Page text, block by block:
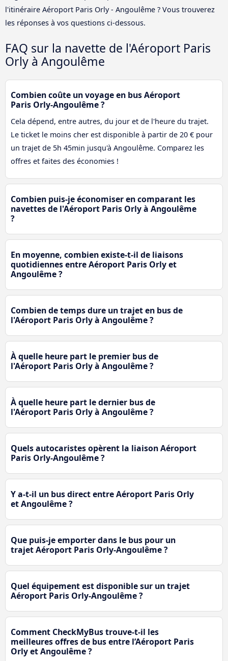
l'itinéraire Aéroport Paris Orly - Angoulême ? Vous trouverez
les réponses à vos questions ci-dessous.
FAQ sur la navette de l'Aéroport Paris
Orly à Angoulême
Combien coûte un voyage en bus Aéroport
Paris Orly-Angoulême ?
Cela dépend, entre autres, du jour et de l'heure du trajet.
Le ticket le moins cher est disponible à partir de 20 € pour
un trajet de 5h 45min jusqu'à Angoulême. Comparez les
offres et faites des économies !
Combien puis-je économiser en comparant les
navettes de l'Aéroport Paris Orly à Angoulême
?
En moyenne, combien existe-t-il de liaisons
quotidiennes entre Aéroport Paris Orly et
Angoulême ?
Combien de temps dure un trajet en bus de
l'Aéroport Paris Orly à Angoulême ?
À quelle heure part le premier bus de
l'Aéroport Paris Orly à Angoulême ?
À quelle heure part le dernier bus de
l'Aéroport Paris Orly à Angoulême ?
Quels autocaristes opèrent la liaison Aéroport
Paris Orly-Angoulême ?
Y a-t-il un bus direct entre Aéroport Paris Orly
et Angoulême ?
Que puis-je emporter dans le bus pour un
trajet Aéroport Paris Orly-Angoulême ?
Quel équipement est disponible sur un trajet
Aéroport Paris Orly-Angoulême ?
Comment CheckMyBus trouve-t-il les
meilleures offres de bus entre l’Aéroport Paris
Orly et Angoulême ?